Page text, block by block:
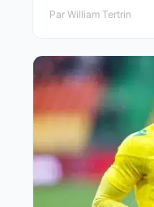
Par William Tertrin